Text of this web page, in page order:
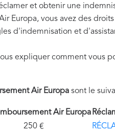
et obtenir une
Europa, vous avez des
d'indemnisation et
expliquer comment vous
Air Europa sont le
Air Europa
€